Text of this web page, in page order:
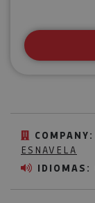
COMPANY:
ESNAVELA
IDIOMAS: